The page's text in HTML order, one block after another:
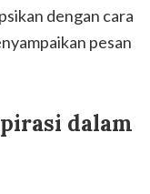
dengan cara
pesan
dalam